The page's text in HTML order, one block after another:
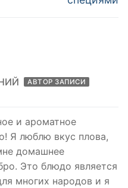
АВТОР ЗАПИСИ
и ароматное
Я люблю вкус плова,
домашнее
Это блюдо является
многих народов и я